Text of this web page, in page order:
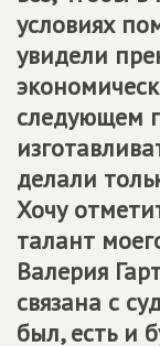
условиях
увидели
следующем
делали
Хочу
талант
Валерия
связана с
был, есть и